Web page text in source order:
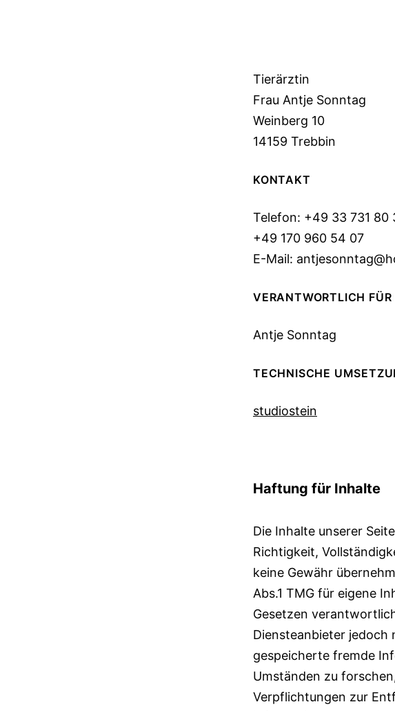
Tierärztin
Frau Antje Sonntag
Weinberg 10
14159 Trebbin
KONTAKT
Telefon: +49 33 731 80
+49 170 960 54 07
E-Mail:
VERANTWORTLICH
Antje Sonntag
TECHNISCHE
studiostein
Haftung für Inhalte
Die Inhalte unserer
Richtigkeit,
keine Gewähr
Abs.1 TMG für eigene
Gesetzen
Diensteanbieter
gespeicherte fremde
Umständen zu
Verpflichtungen zur